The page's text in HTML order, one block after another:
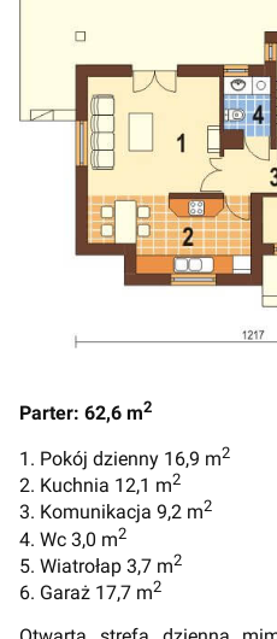
Parter: 62,6 m2
1. Pokój dzienny 16,9 m2
2. Kuchnia 12,1 m2
3. Komunikacja 9,2 m2
4. Wc 3,0 m2
5. Wiatrołap 3,7 m2
6. Garaż 17,7 m2